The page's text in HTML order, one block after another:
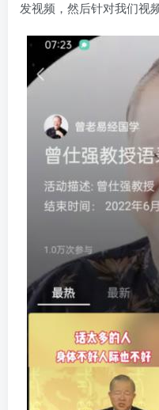
发视频，然后针对我们视